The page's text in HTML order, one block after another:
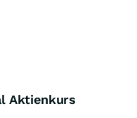
Aktienkurs